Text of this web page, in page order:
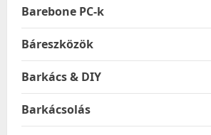
Barebone PC-k
Báreszközök
Barkács & DIY
Barkácsolás